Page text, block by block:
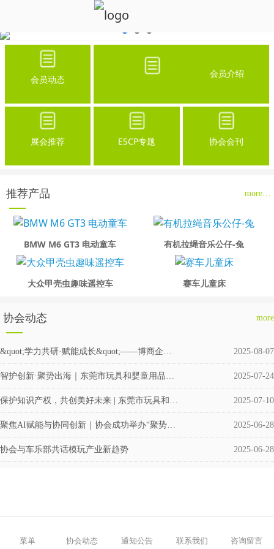
会员动态
会员介绍
展会推荐 ESCP专题 协会会刊
推荐产品 more…
BMW M6 GT3 电动童车 有机拉绳音乐公仔-兔
大众甲壳虫趣味遥控车 赛车儿童床
协会动态 more
&quot;学力共研·赋能成长&quot;——博商企业交流会圆满举行 2025-08-07
智护创新·聚势出海｜东莞市玩具和婴童用品企业涉外知识产权交流会成功举办 2025-07-24
保护知识产权，共创美好未来 | 东莞市玩具和婴童用品协会积极筹备成立维权援助工作站 2025-07-10
聚焦AI赋能与协同创新｜协会成功举办“聚势·共赢”企业交流活动 2025-06-28
协会与车乐部共话模玩产业新趋势 2025-06-28
菜单 协会动态 通知公告 联系我们 咨询留言